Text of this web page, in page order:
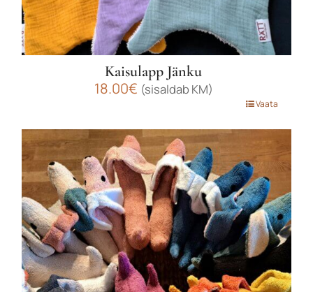
Kaisulapp Jänku
18.00€ (sisaldab KM)
on
mitu
varianti.
Valikuid
saab
teha
tootelehel.
Vaata